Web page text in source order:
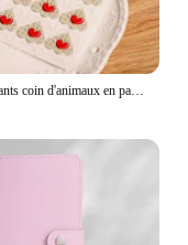
Autocollants coin d'animaux en papier, étiquette Scrapbooking, pour décoration de cadre d'albums Photo, 9 couleurs, vente en gros, DIY bricolage, 24 pièces/lot